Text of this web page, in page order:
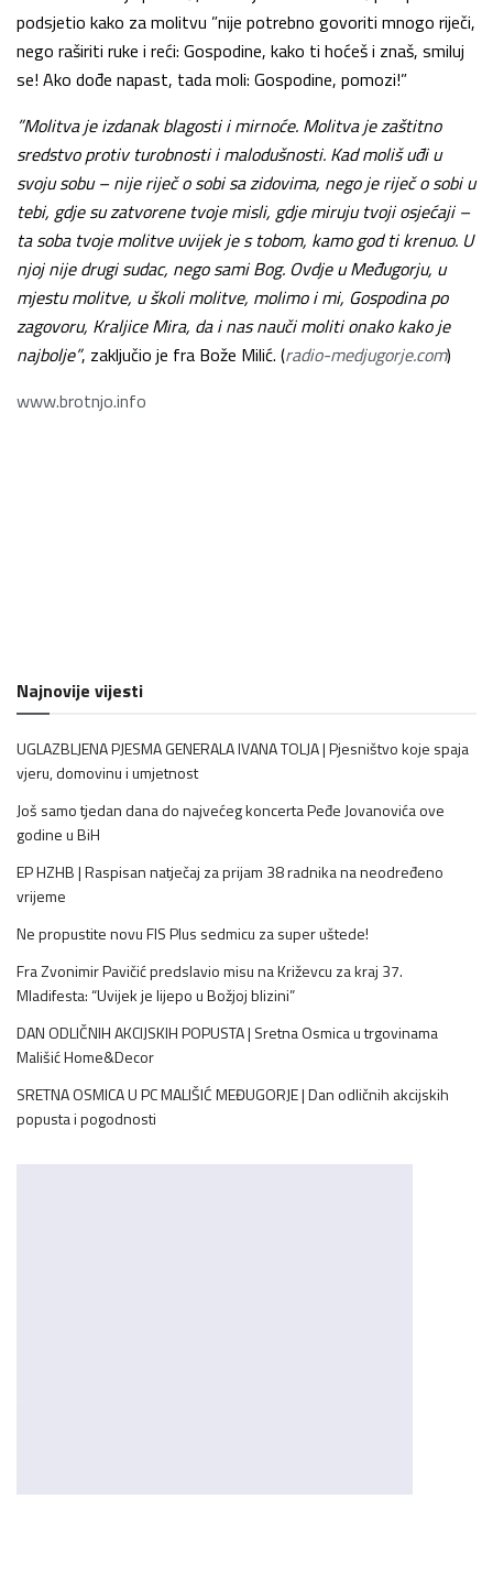
podsjetio kako za molitvu ”nije potrebno govoriti mnogo riječi,
nego raširiti ruke i reći: Gospodine, kako ti hoćeš i znaš, smiluj
se! Ako dođe napast, tada moli: Gospodine, pomozi!”
”Molitva je izdanak blagosti i mirnoće. Molitva je zaštitno
sredstvo protiv turobnosti i malodušnosti. Kad moliš uđi u
svoju sobu – nije riječ o sobi sa zidovima, nego je riječ o sobi u
tebi, gdje su zatvorene tvoje misli, gdje miruju tvoji osjećaji –
ta soba tvoje molitve uvijek je s tobom, kamo god ti krenuo. U
njoj nije drugi sudac, nego sami Bog. Ovdje u Međugorju, u
mjestu molitve, u školi molitve, molimo i mi, Gospodina po
zagovoru, Kraljice Mira, da i nas nauči moliti onako kako je
najbolje”, zaključio je fra Bože Milić. (radio-medjugorje.com)
www.brotnjo.info
Najnovije vijesti
UGLAZBLJENA PJESMA GENERALA IVANA TOLJA | Pjesništvo koje spaja
vjeru, domovinu i umjetnost
Još samo tjedan dana do najvećeg koncerta Peđe Jovanovića ove
godine u BiH
EP HZHB | Raspisan natječaj za prijam 38 radnika na neodređeno
vrijeme
Ne propustite novu FIS Plus sedmicu za super uštede!
Fra Zvonimir Pavičić predslavio misu na Križevcu za kraj 37.
Mladifesta: “Uvijek je lijepo u Božjoj blizini”
DAN ODLIČNIH AKCIJSKIH POPUSTA | Sretna Osmica u trgovinama
Mališić Home&Decor
SRETNA OSMICA U PC MALIŠIĆ MEĐUGORJE | Dan odličnih akcijskih
popusta i pogodnosti